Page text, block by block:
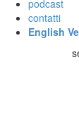
podcast
contatti
English